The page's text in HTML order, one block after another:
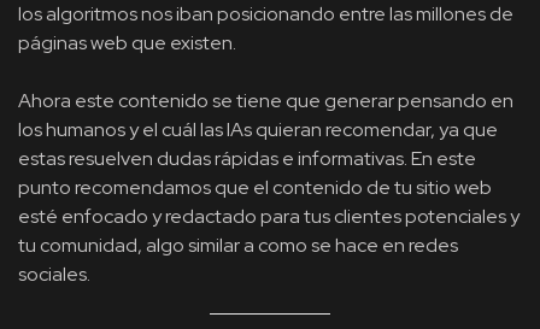
los algoritmos nos iban posicionando entre las millones de
páginas web que existen.
Ahora este contenido se tiene que generar pensando en
los humanos y el cuál las IAs quieran recomendar, ya que
estas resuelven dudas rápidas e informativas. En este
punto recomendamos que el contenido de tu sitio web
esté enfocado y redactado para tus clientes potenciales y
tu comunidad, algo similar a como se hace en redes
sociales.